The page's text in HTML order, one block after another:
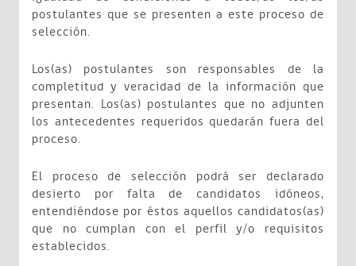
postulantes que se presenten a este proceso de
selección.
Los(as) postulantes son responsables de la
completitud y veracidad de la información que
presentan. Los(as) postulantes que no adjunten
los antecedentes requeridos quedarán fuera del
proceso.
El proceso de selección podrá ser declarado
desierto por falta de candidatos idóneos,
entendiéndose por éstos aquellos candidatos(as)
que no cumplan con el perfil y/o requisitos
establecidos.